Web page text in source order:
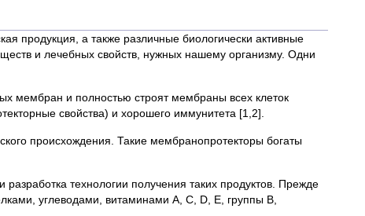
продукция, а также различные биологически активные
и лечебных свойств, нужных нашему организму. Одни
мембран и полностью строят мембраны всех клеток
свойства) и хорошего иммунитета [1,2].
происхождения. Такие мембранопротекторы богаты
технологии получения таких продуктов. Прежде
углеводами, витаминами А, С, D, E, группы В,